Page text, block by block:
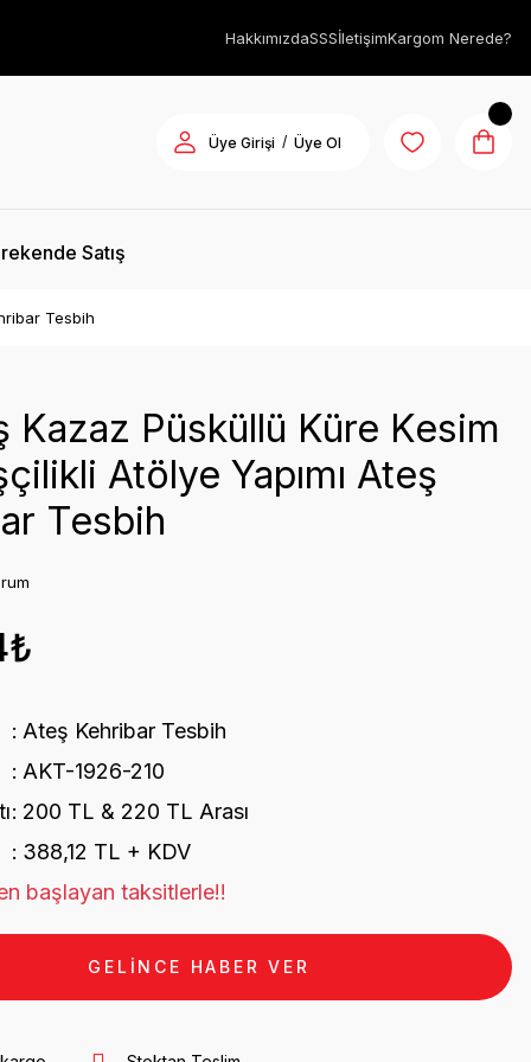
HakkımızdaSSSİletişimKargom Nerede?
Üye Girişi / Üye Ol
Satış
Tesbih
Kazaz Püsküllü Küre Kesim
Atölye Yapımı Ateş
Tesbih
Ateş Kehribar Tesbih
AKT-1926-210
200 TL & 220 TL Arası
388,12 TL + KDV
başlayan taksitlerle!!
GELİNCE HABER VER